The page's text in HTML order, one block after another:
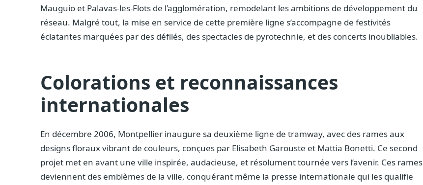
Mauguio et Palavas-les-Flots de l’agglomération, remodelant les ambitions de développement du
réseau. Malgré tout, la mise en service de cette première ligne s’accompagne de festivités
éclatantes marquées par des défilés, des spectacles de pyrotechnie, et des concerts inoubliables.
Colorations et reconnaissances
internationales
En décembre 2006, Montpellier inaugure sa deuxième ligne de tramway, avec des rames aux
designs floraux vibrant de couleurs, conçues par Elisabeth Garouste et Mattia Bonetti. Ce second
projet met en avant une ville inspirée, audacieuse, et résolument tournée vers l’avenir. Ces rames
deviennent des emblèmes de la ville, conquérant même la presse internationale qui les qualifie